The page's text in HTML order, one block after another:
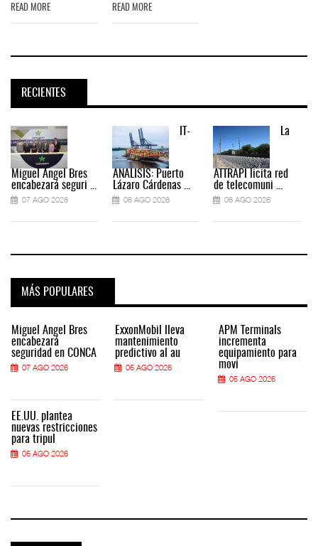
READ MORE READ MORE
RECIENTES
Miguel Ángel Bres
encabezará seguri ...
07 AGO 2026
IT-
ANÁLISIS: Puerto
Lázaro Cárdenas ...
06 AGO 2026
La
ATTRAPI licita red
de telecomuni ...
06 AGO 2026
MÁS POPULARES
Miguel Ángel Bres
encabezará
seguridad en CONCA
07 AGO 2026
EE.UU. plantea
nuevas restricciones
para tripul
05 AGO 2026
ExxonMobil lleva
mantenimiento
predictivo al au
05 AGO 2026
APM Terminals
incrementa
equipamiento para
movi
05 AGO 2026